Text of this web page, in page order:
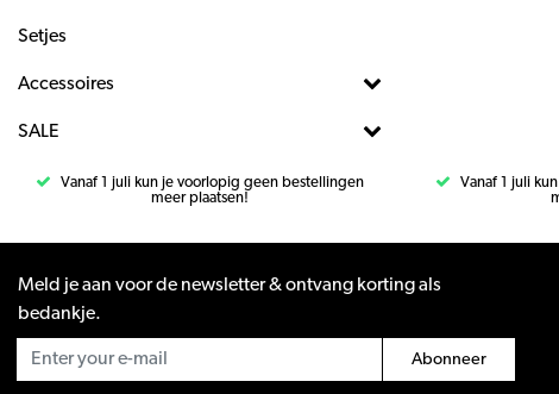
Setjes
Accessoires
SALE
Vanaf 1 juli kun je voorlopig geen bestellingen
meer plaatsen!
Vanaf 1 juli
Meld je aan voor de newsletter & ontvang korting als
bedankje.
Abonneer